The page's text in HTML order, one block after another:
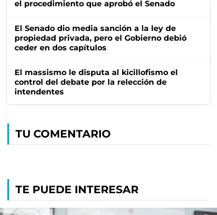
el procedimiento que aprobó el Senado
El Senado dio media sanción a la ley de
propiedad privada, pero el Gobierno debió
ceder en dos capítulos
El massismo le disputa al kicillofismo el
control del debate por la relección de
intendentes
TU COMENTARIO
TE PUEDE INTERESAR